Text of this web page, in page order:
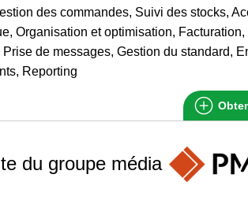
des commandes, Suivi des stocks,
Organisation et optimisation,
Prise de messages, Gestion du standard,
Reporting
du groupe média